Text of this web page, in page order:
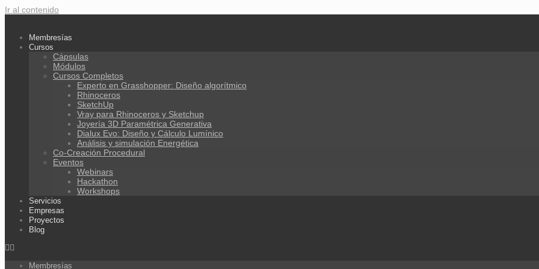
Ir al contenido
Membresías
Cursos
Cápsulas
Módulos
Cursos Completos
Experto en Grasshopper: Diseño algorítmico
Rhinoceros
SketchUp
Vray para Rhinoceros y Sketchup
Joyería 3D Paramétrica Generativa
Dialux Evo: Diseño y Cálculo Lumínico
Análisis y simulación Energética​
Co-Creación Procedural
Eventos
Webinars
Hackathon
Workshops
Servicios
Empresas
Proyectos
Blog
Membresías